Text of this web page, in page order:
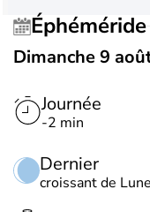
Éphéméride
Dimanche 9
Journée
-2 min
Dernier
croissant de Lune